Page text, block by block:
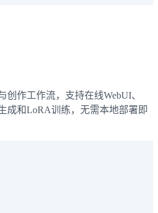
创作工作流，支持在线WebUI、
成和LoRA训练，无需本地部署即